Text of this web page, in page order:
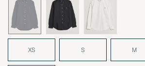
XS S M